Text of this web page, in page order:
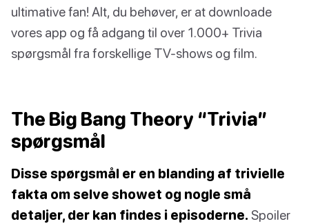
ultimative fan! Alt, du behøver, er at downloade
vores app og få adgang til over 1.000+ Trivia
spørgsmål fra forskellige TV-shows og film.
The Big Bang Theory “Trivia”
spørgsmål
Disse spørgsmål er en blanding af trivielle
fakta om selve showet og nogle små
detaljer, der kan findes i episoderne. Spoiler